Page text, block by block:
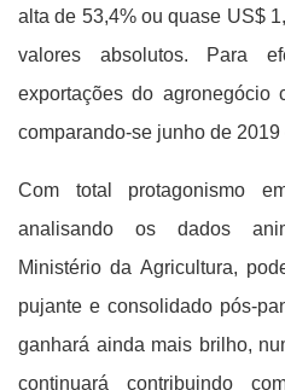
alta de 53,4% ou quase US$
valores absolutos. Para
exportações do agronegócio
comparando-se junho de
Com total protagonismo
analisando os dados
Ministério da Agricultura,
pujante e consolidado pós-
ganhará ainda mais brilho,
continuará contribuindo